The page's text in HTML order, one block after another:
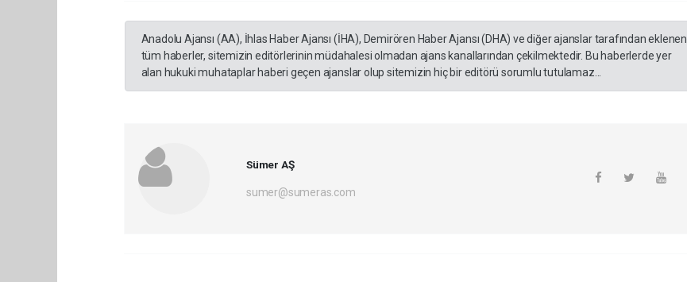
Anadolu Ajansı (AA), İhlas Haber Ajansı (İHA), Demirören Haber Ajansı (DHA) ve diğer ajanslar tarafından eklenen
tüm haberler, sitemizin editörlerinin müdahalesi olmadan ajans kanallarından çekilmektedir. Bu haberlerde yer
alan hukuki muhataplar haberi geçen ajanslar olup sitemizin hiç bir editörü sorumlu tutulamaz...
Sümer AŞ
sumer@sumeras.com